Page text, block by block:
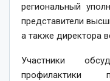
региональный
представители
а также директора
Участники
профилактики